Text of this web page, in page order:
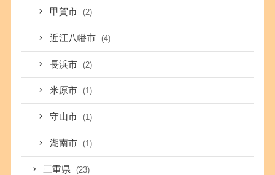
甲賀市 (2)
近江八幡市 (4)
長浜市 (2)
米原市 (1)
守山市 (1)
湖南市 (1)
三重県 (23)